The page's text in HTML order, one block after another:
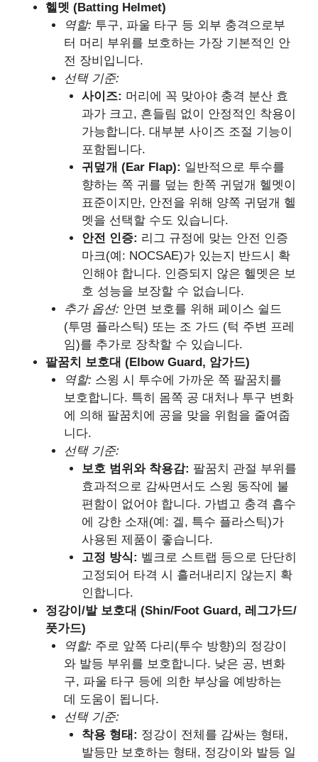
헬멧 (Batting Helmet)
역할: 투구, 파울 타구 등 외부 충격으로부
터 머리 부위를 보호하는 가장 기본적인 안
전 장비입니다.
선택 기준:
사이즈: 머리에 꼭 맞아야 충격 분산 효
과가 크고, 흔들림 없이 안정적인 착용이
가능합니다. 대부분 사이즈 조절 기능이
포함됩니다.
귀덮개 (Ear Flap): 일반적으로 투수를
향하는 쪽 귀를 덮는 한쪽 귀덮개 헬멧이
표준이지만, 안전을 위해 양쪽 귀덮개 헬
멧을 선택할 수도 있습니다.
안전 인증: 리그 규정에 맞는 안전 인증
마크(예: NOCSAE)가 있는지 반드시 확
인해야 합니다. 인증되지 않은 헬멧은 보
호 성능을 보장할 수 없습니다.
추가 옵션: 안면 보호를 위해 페이스 쉴드
(투명 플라스틱) 또는 조 가드 (턱 주변 프레
임)를 추가로 장착할 수 있습니다.
팔꿈치 보호대 (Elbow Guard, 암가드)
역할: 스윙 시 투수에 가까운 쪽 팔꿈치를
보호합니다. 특히 몸쪽 공 대처나 투구 변화
에 의해 팔꿈치에 공을 맞을 위험을 줄여줍
니다.
선택 기준:
보호 범위와 착용감: 팔꿈치 관절 부위를
효과적으로 감싸면서도 스윙 동작에 불
편함이 없어야 합니다. 가볍고 충격 흡수
에 강한 소재(예: 겔, 특수 플라스틱)가
사용된 제품이 좋습니다.
고정 방식: 벨크로 스트랩 등으로 단단히
고정되어 타격 시 흘러내리지 않는지 확
인합니다.
정강이/발 보호대 (Shin/Foot Guard, 레그가드/
풋가드)
역할: 주로 앞쪽 다리(투수 방향)의 정강이
와 발등 부위를 보호합니다. 낮은 공, 변화
구, 파울 타구 등에 의한 부상을 예방하는
데 도움이 됩니다.
선택 기준:
착용 형태: 정강이 전체를 감싸는 형태,
발등만 보호하는 형태, 정강이와 발등 일